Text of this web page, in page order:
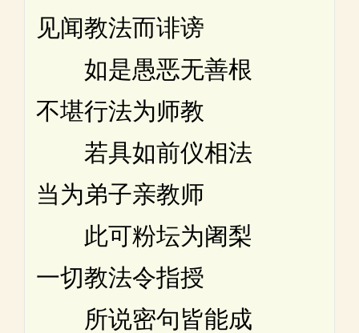
见闻教法而诽谤
如是愚恶无善根
不堪行法为师教
若具如前仪相法
当为弟子亲教师
此可粉坛为阇梨
一切教法令指授
所说密句皆能成